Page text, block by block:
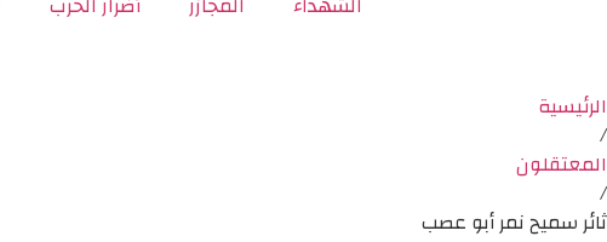
الرئيسية
/
المعتقلون
/
ثائر سميح نمر أبو عصب